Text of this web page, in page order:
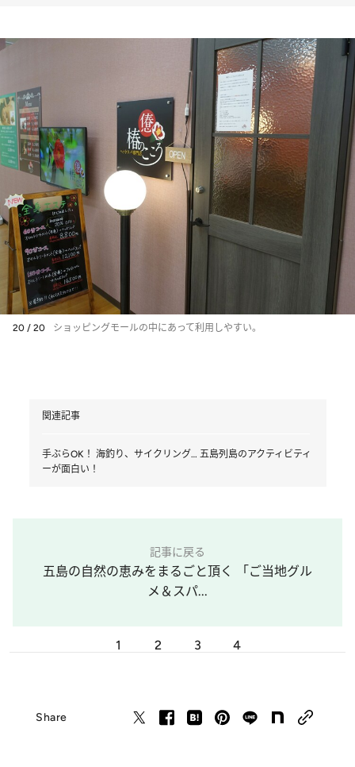
20 / 20 ショッピングモールの中にあって利用しやすい。
関連記事
手ぶらOK！ 海釣り、サイクリング… 五島列島のアクティビティ
ーが面白い！
記事に戻る
五島の自然の恵みをまるごと頂く 「ご当地グル
メ＆スパ...
1 2 3 4
Share